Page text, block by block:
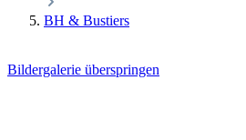
BH & Bustiers
Bildergalerie überspringen